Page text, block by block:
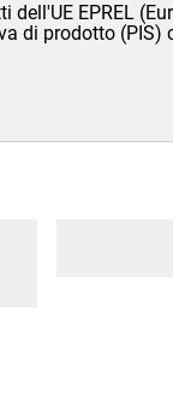
EPREL
di prodotto